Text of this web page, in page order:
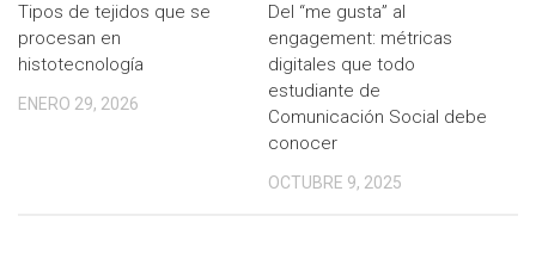
Tipos de tejidos que se
procesan en
histotecnología
ENERO 29, 2026
Del “me gusta” al
engagement: métricas
digitales que todo
estudiante de
Comunicación Social debe
conocer
OCTUBRE 9, 2025